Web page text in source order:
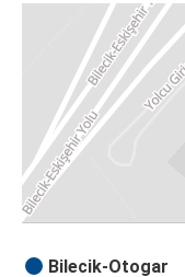
Bilecik-Otogar